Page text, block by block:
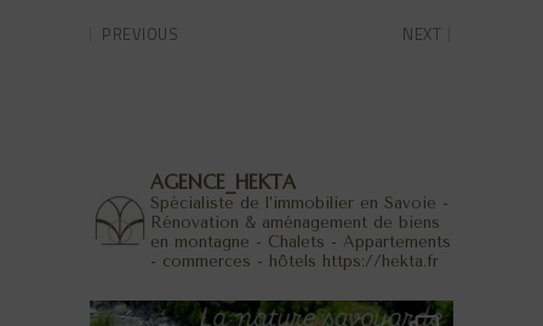
PREVIOUS NEXT
AGENCE_HEKTA
Spécialiste de l’immobilier en Savoie -
Rénovation & aménagement de biens
en montagne - Chalets - Appartements
- commerces - hôtels https://hekta.fr